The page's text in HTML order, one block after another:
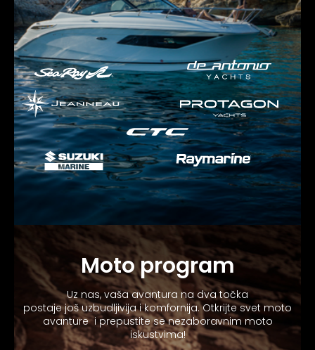
Moto program
Uz nas, vaša avantura na dva točka
postaje još uzbudljivija i komfornija. Otkrijte svet moto
avanture i prepustite se nezaboravnim moto
iskustvima!